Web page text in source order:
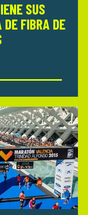
SUS
FIBRA DE